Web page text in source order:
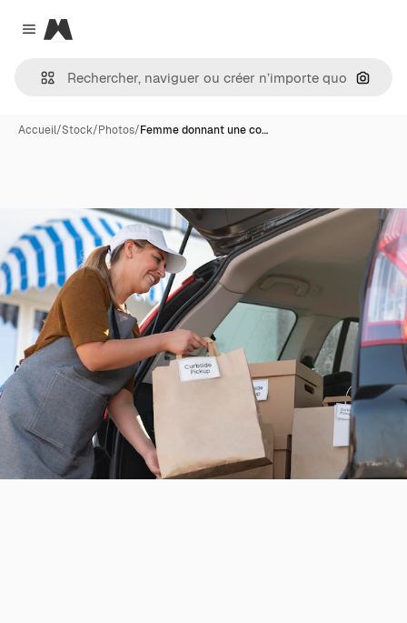
Close menu
Magnific
Accueil/Stock/Photos/Femme donnant une co…